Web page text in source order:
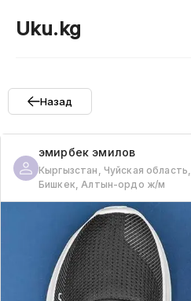
Uku.kg
Назад
эмирбек эмилов
Кыргызстан, Чуйская область,
Бишкек, Алтын-ордо ж/м